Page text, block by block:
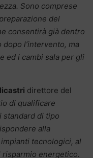
Sono comprese
del
consentirà già dentro
dopo l’intervento, ma
ed i cambi sala per gli
direttore del
di qualificare
standard di tipo
alla
tecnologici, al
energetico.